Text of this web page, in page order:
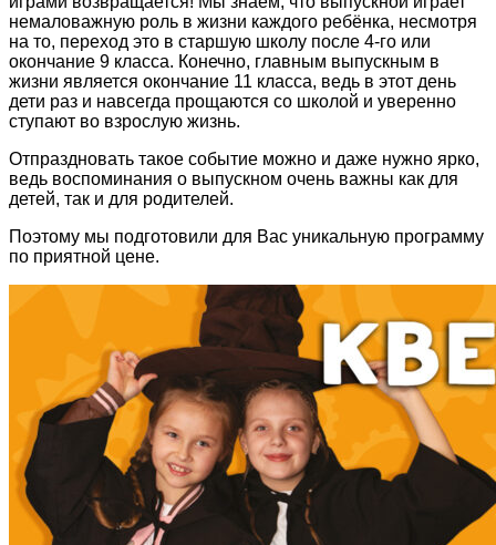
немаловажную роль в жизни каждого ребёнка, несмотря
на то, переход это в старшую школу после 4-го или
окончание 9 класса. Конечно, главным выпускным в
жизни является окончание 11 класса, ведь в этот день
дети раз и навсегда прощаются со школой и уверенно
ступают во взрослую жизнь.
Отпраздновать такое событие можно и даже нужно ярко,
ведь воспоминания о выпускном очень важны как для
детей, так и для родителей.
Поэтому мы подготовили для Вас уникальную программу
по приятной цене.